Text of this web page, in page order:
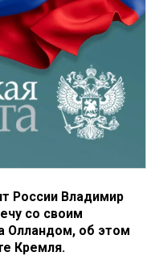
России Владимир
со своим
Олландом, об этом
Кремля.